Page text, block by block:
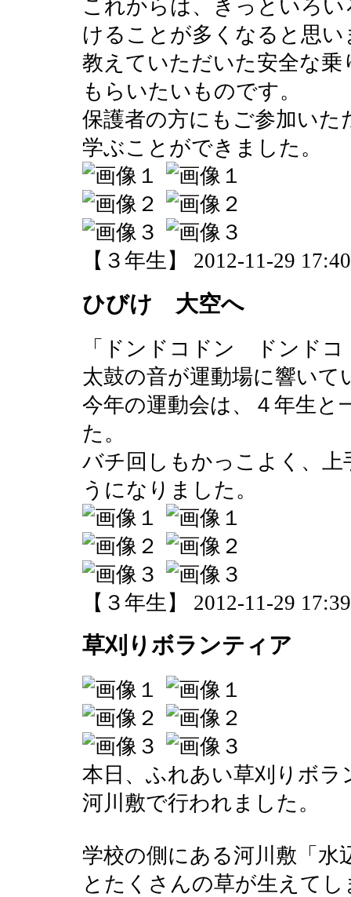
これからは、きっといろ
けることが多くなると思い
教えていただいた安全な
もらいたいものです。
保護者の方にもご参加い
学ぶことができました。
【３年生】 2012-11-29
ひびけ 大空へ
「ドンドコドン ドンドコ
太鼓の音が運動場に響いて
今年の運動会は、４年生と
た。
バチ回しもかっこよく、
うになりました。
【３年生】 2012-11-29
草刈りボランティア
本日、ふれあい草刈りボ
河川敷で行われました。
学校の側にある河川敷「水
とたくさんの草が生えて